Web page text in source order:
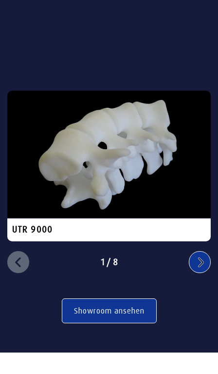
UTR 9000
1/ 8
Showroom ansehen